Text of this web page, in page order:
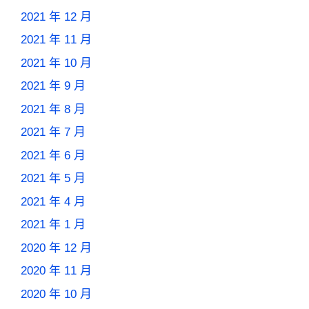
2021 年 12 月
2021 年 11 月
2021 年 10 月
2021 年 9 月
2021 年 8 月
2021 年 7 月
2021 年 6 月
2021 年 5 月
2021 年 4 月
2021 年 1 月
2020 年 12 月
2020 年 11 月
2020 年 10 月